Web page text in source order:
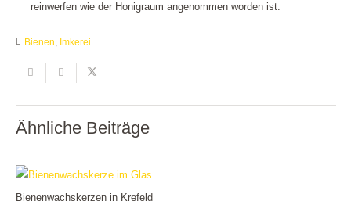
reinwerfen wie der Honigraum angenommen worden ist.
Bienen Imkerei
Ähnliche Beiträge
Bienenwachskerzen in Krefeld